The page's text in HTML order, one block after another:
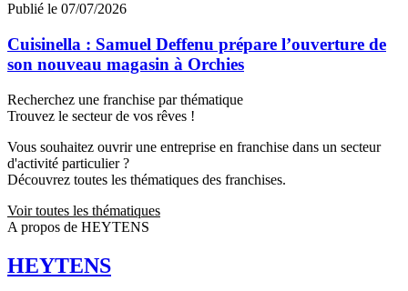
Publié le 07/07/2026
Cuisinella : Samuel Deffenu prépare l’ouverture de
son nouveau magasin à Orchies
Recherchez une franchise par thématique
Trouvez le secteur de vos rêves !
Vous souhaitez ouvrir une entreprise en franchise dans un secteur
d'activité particulier ?
Découvrez toutes les thématiques des franchises.
Voir toutes les thématiques
A propos de HEYTENS
HEYTENS